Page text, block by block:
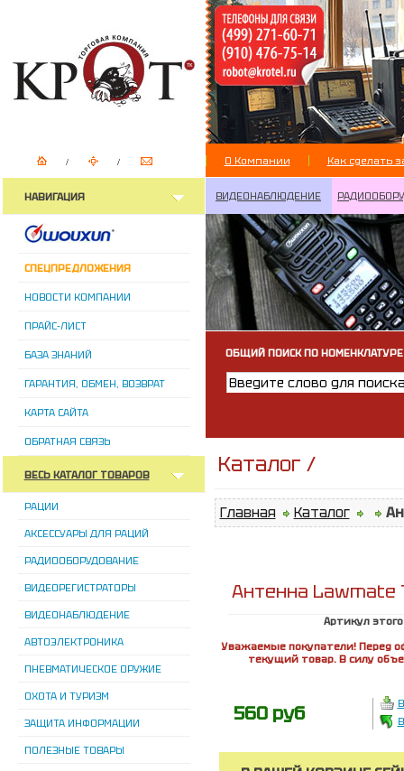
О Компании Как сделать
НАВИГАЦИЯ
СПЕЦПРЕДЛОЖЕНИЯ
НОВОСТИ КОМПАНИИ
ПРАЙС-ЛИСТ
БАЗА ЗНАНИЙ
ГАРАНТИЯ, ОБМЕН, ВОЗВРАТ
КАРТА САЙТА
ОБРАТНАЯ СВЯЗЬ
ВЕСЬ КАТАЛОГ ТОВАРОВ
РАЦИИ
АКСЕССУАРЫ ДЛЯ РАЦИЙ
РАДИООБОРУДОВАНИЕ
ВИДЕОРЕГИСТРАТОРЫ
ВИДЕОНАБЛЮДЕНИЕ
АВТОЭЛЕКТРОНИКА
ПНЕВМАТИЧЕСКОЕ ОРУЖИЕ
ОХОТА И ТУРИЗМ
ЗАЩИТА ИНФОРМАЦИИ
ПОЛЕЗНЫЕ ТОВАРЫ
ВИДЕОНАБЛЮДЕНИЕ
ОБЩИЙ ПОИСК ПО НОМЕНКЛАТУРЕ
Каталог /
Главная Каталог
Антенна Lawmate
Артикул
Уважаемые покупатели! Перед
текущий товар. В силу
560 руб